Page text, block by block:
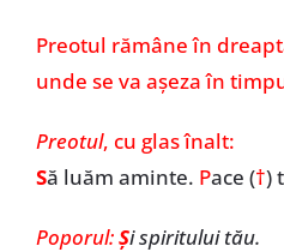
Preotul rămâne în
unde se va așeza în
Preotul, cu glas înalt:
Să luăm aminte. Pace (†)
Poporul:Și spiritului tău.